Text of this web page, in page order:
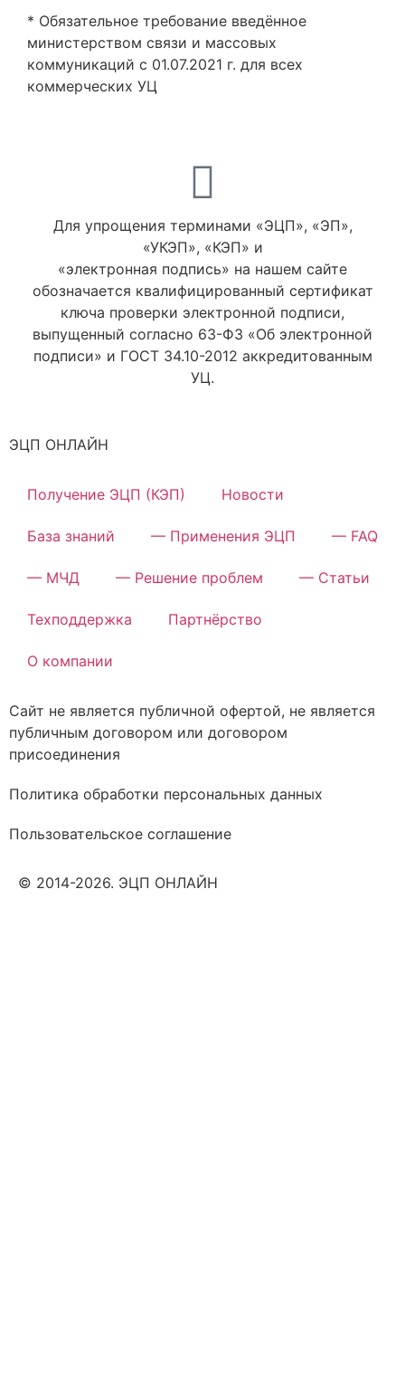
* Обязательное требование введённое
министерством связи и массовых
коммуникаций с 01.07.2021 г. для всех
коммерческих УЦ
Для упрощения терминами «ЭЦП», «ЭП»,
«УКЭП», «КЭП» и
«электронная подпись» на нашем сайте
обозначается квалифицированный сертификат
ключа проверки электронной подписи,
выпущенный согласно 63-ФЗ «Об электронной
подписи» и ГОСТ 34.10-2012 аккредитованным
УЦ.
ЭЦП ОНЛАЙН
Получение ЭЦП (КЭП) Новости
База знаний — Применения ЭЦП — FAQ
— МЧД — Решение проблем — Статьи
Техподдержка Партнёрство
О компании
Сайт не является публичной офертой, не является
публичным договором или договором
присоединения
Политика обработки персональных данных
Пользовательское соглашение
© 2014-2026. ЭЦП ОНЛАЙН